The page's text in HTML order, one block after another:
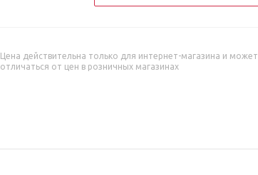
Цена действительна только для интернет-магазина и может
отличаться от цен в розничных магазинах